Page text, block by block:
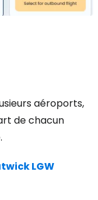
aéroports,
de chacun
LGW